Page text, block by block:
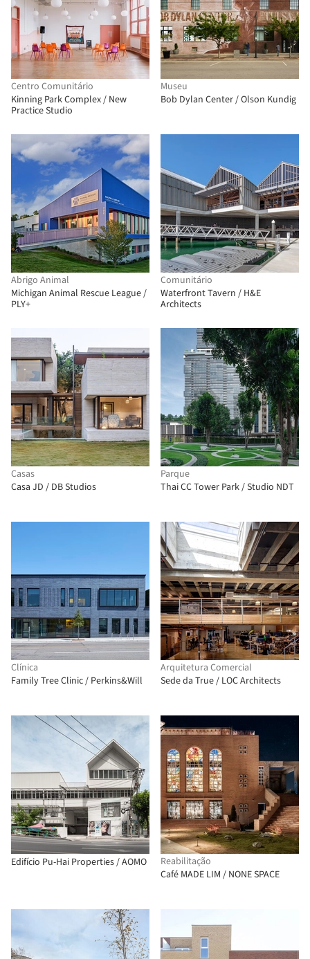
Centro Comunitário
Kinning Park Complex / New
Practice Studio
Museu
Bob Dylan Center / Olson Kundig
Abrigo Animal
Michigan Animal Rescue League /
PLY+
Comunitário
Waterfront Tavern / H&E
Architects
Casas
Casa JD / DB Studios
Parque
Thai CC Tower Park / Studio NDT
Clínica
Family Tree Clinic / Perkins&Will
Arquitetura Comercial
Sede da True / LOC Architects
Edifício Pu-Hai Properties / AOMO
Reabilitação
Café MADE LIM / NONE SPACE